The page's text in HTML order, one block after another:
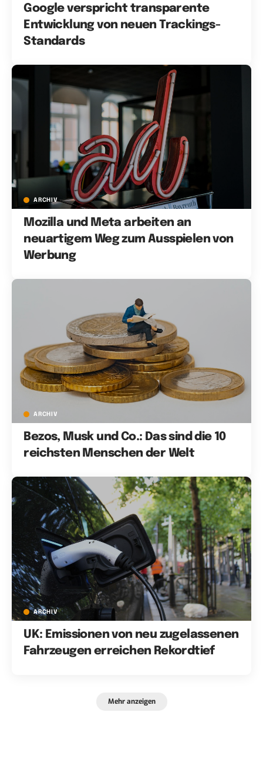
Google verspricht transparente
Entwicklung von neuen Trackings-
Standards
ARCHIV
Mozilla und Meta arbeiten an
neuartigem Weg zum Ausspielen von
Werbung
ARCHIV
Bezos, Musk und Co.: Das sind die 10
reichsten Menschen der Welt
ARCHIV
UK: Emissionen von neu zugelassenen
Fahrzeugen erreichen Rekordtief
Mehr anzeigen